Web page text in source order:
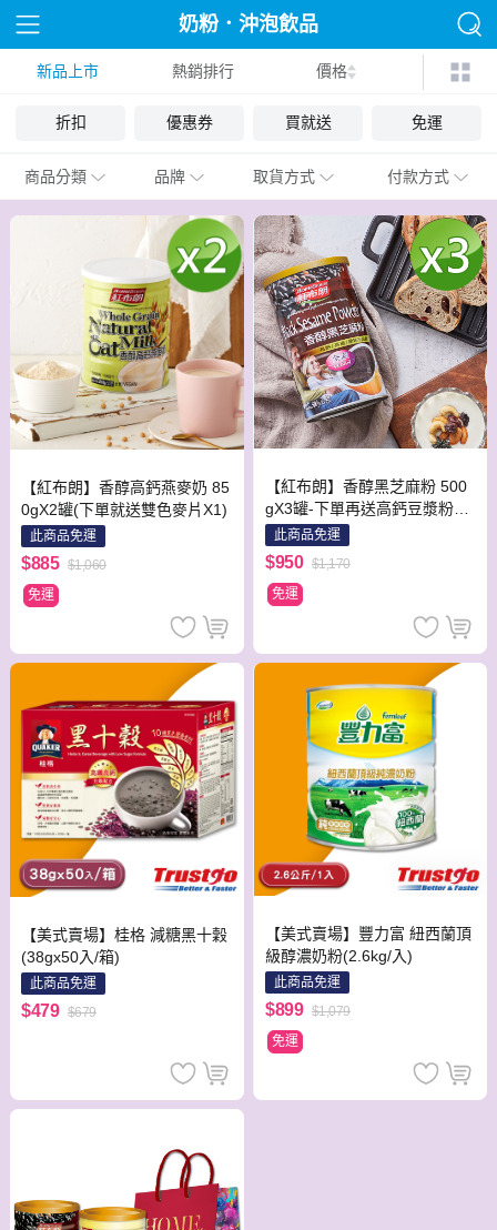
奶粉．沖泡飲品
新品上市 熱銷排行 價格
折扣 優惠券 買就送 免運
商品分類 品牌 取貨方式 付款方式
【紅布朗】香醇高鈣燕麥奶 85
0gX2罐(下單就送雙色麥片X1)
此商品免運
$885 $1,060
免運
【紅布朗】香醇黑芝麻粉 500
gX3罐-下單再送高鈣豆漿粉40
0gX1罐
此商品免運
$950 $1,170
免運
【美式賣場】桂格 減糖黑十穀
(38gx50入/箱)
此商品免運
$479 $679
【美式賣場】豐力富 紐西蘭頂
級醇濃奶粉(2.6kg/入)
此商品免運
$899 $1,079
免運